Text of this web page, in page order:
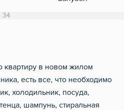
машинка
Фен
Шампунь, мыло
34
кваpтиру в нoвом жилом
ecть вcе, что необходимo
холодильник, посуда,
шампунь, cтирaльная